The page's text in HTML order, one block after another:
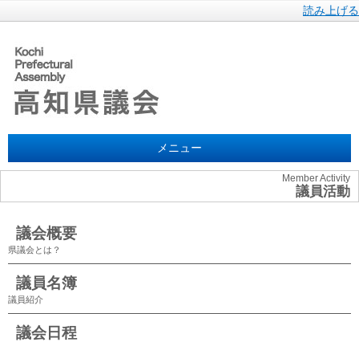
読み上げる
メニュー
Member Activity
議員活動
議会概要
県議会とは？
議員名簿
議員紹介
議会日程